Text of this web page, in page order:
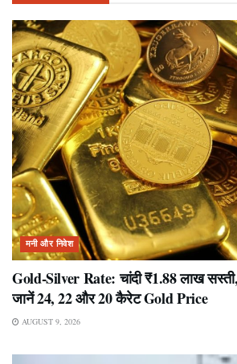
मनी और निवेश
Gold-Silver Rate: चांदी ₹1.88 लाख
जानें 24, 22 और 20 कैरेट Gold Price
AUGUST 9, 2026